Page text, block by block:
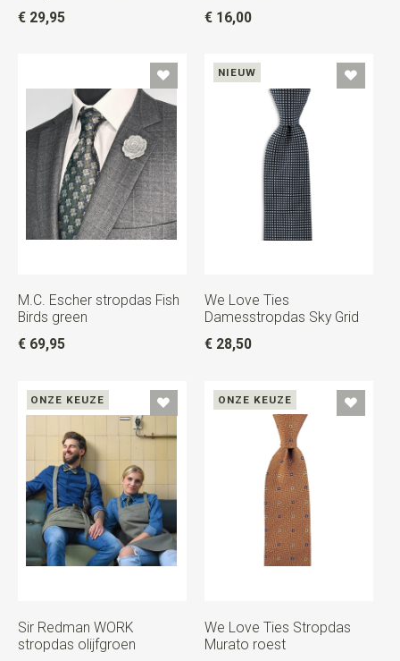
€ 29,95
€ 16,00
M.C. Escher stropdas Fish
Birds green
€ 69,95
NIEUW
We Love Ties
Damesstropdas Sky Grid
€ 28,50
ONZE KEUZE
Sir Redman WORK
stropdas olijfgroen
ONZE KEUZE
We Love Ties Stropdas
Murato roest